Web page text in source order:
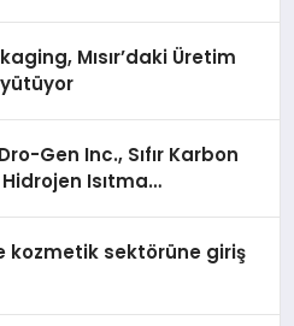
Mısır’daki Üretim
Gen Inc., Sıfır Karbon
Isıtma
kozmetik sektörüne giriş